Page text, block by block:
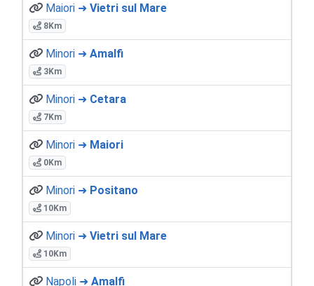
Maiori ➜ Vietri sul Mare
8Km
Minori ➜ Amalfi
3Km
Minori ➜ Cetara
7Km
Minori ➜ Maiori
0Km
Minori ➜ Positano
10Km
Minori ➜ Vietri sul Mare
10Km
Napoli ➜ Amalfi